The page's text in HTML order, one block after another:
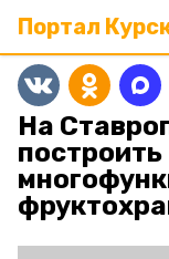
Портал
На
построить